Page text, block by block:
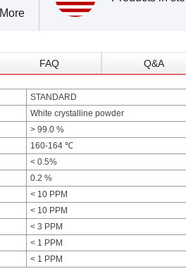
More
FAQ Q&A
STANDARD
White crystalline powder
> 99.0 %
160-164 ℃
< 0.5%
0.2 %
< 10 PPM
< 10 PPM
< 3 PPM
< 1 PPM
< 1 PPM